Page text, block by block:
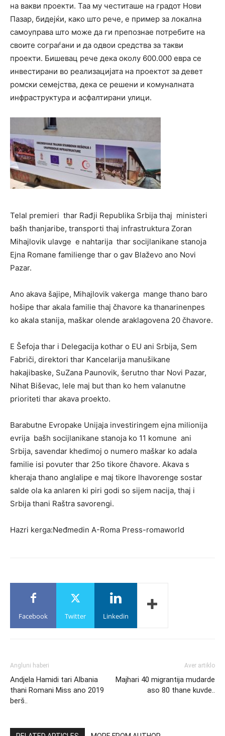
на вакви проекти. Таа му честиташе на градот Нови
Пазар, бидејќи, како што рече, е пример за локална
самоуправа што може да ги препознае потребите на
своите сограѓани и да одвои средства за такви
проекти. Бишевац рече дека околу 600.000 евра се
инвестирани во реализацијата на проектот за девет
ромски семејства, дека се решени и комуналната
инфраструктура и асфалтирани улици.
Telal premieri thar Rađji Republika Srbija thaj ministeri
bašh thanjaribe, transporti thaj infrastruktura Zoran
Mihajlovik ulavge e nahtarija thar socijlanikane stanoja
Ejna Romane familienge thar o gav Blaževo ano Novi
Pazar.
Ano akava šajipe, Mihajlovik vakerga mange thano baro
hošipe thar akala familie thaj čhavore ka thanarinenpes
ko akala stanija, maškar olende araklagovena 20 čhavore.
E Šefoja thar i Delegacija kothar o EU ani Srbija, Sem
Fabriči, direktori thar Kancelarija manušikane
hakajibaske, SuZana Paunovik, šerutno thar Novi Pazar,
Nihat Biševac, lele maj but than ko hem valanutne
prioriteti thar akava proekto.
Barabutne Evropake Unijaja investiringem ejna milionija
evrija bašh socijlanikane stanoja ko 11 komune ani
Srbija, savendar khedimoj o numero maškar ko adala
familie isi povuter thar 25o tikore čhavore. Akava s
kheraja thano anglalipe e maj tikore lhavorenge sostar
salde ola ka anlaren ki piri godi so sijem nacija, thaj i
Srbija thani Raštra savorengi.
Hazri kerga:Neđmedin A-Roma Press-romaworld
Facebook Twitter Linkedin
Angluni haberi
Andjela Hamidi tari Albania
thani Romani Miss ano 2019
berš..
Aver artiklo
Majhari 40 migrantija mudarde
aso 80 thane kuvde..